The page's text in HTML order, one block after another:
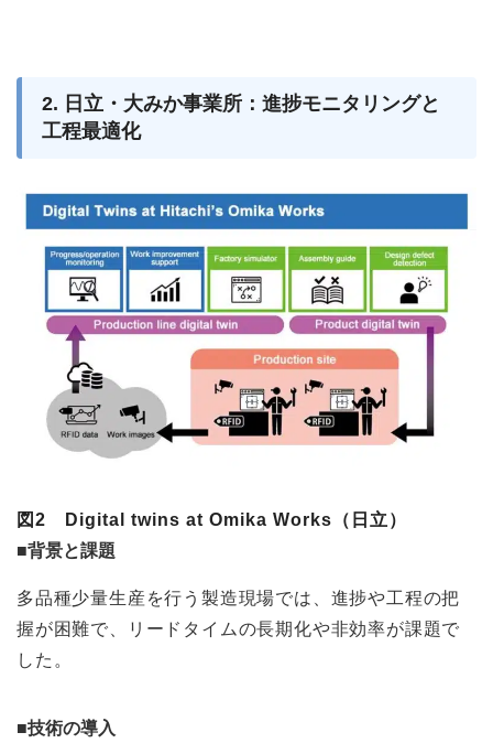
2. 日立・大みか事業所：進捗モニタリングと
工程最適化
図2 Digital twins at Omika Works（日立）
■背景と課題
多品種少量生産を行う製造現場では、進捗や工程の把
握が困難で、リードタイムの長期化や非効率が課題で
した。
■技術の導入